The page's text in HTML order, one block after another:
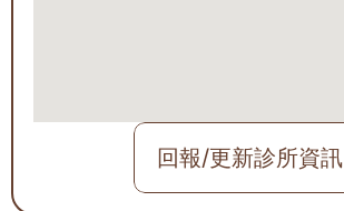
回報/更新診所資訊